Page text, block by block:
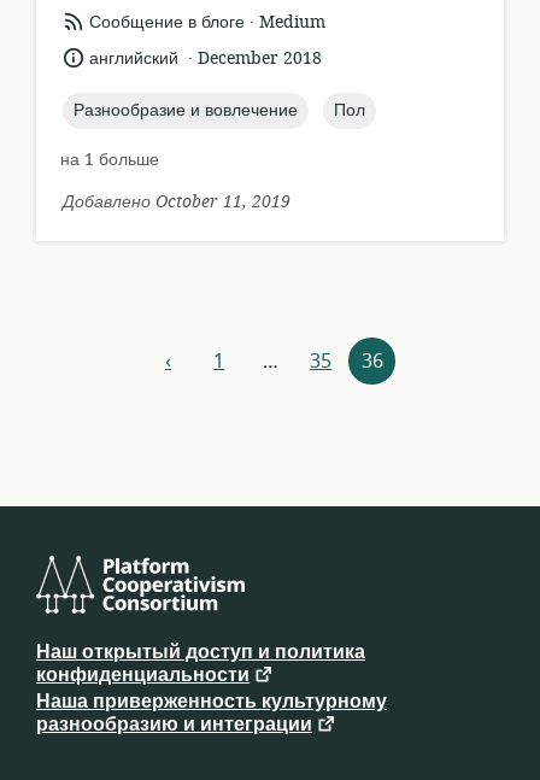
формат
ресурса:
Сообщение в блоге .
издатель:
Medium
язык:английский .
опубликовано
December 2018
topic:
Разнообразие и вовлечение topic:
Пол
на 1 больше
Добавлено October 11, 2019
Навигация
‹назад1 … 35 36
Консорциум
платформенного
кооперативизма
Наш открытый доступ и политика
конфиденциальности
Наша приверженность культурному
разнообразию и интеграции